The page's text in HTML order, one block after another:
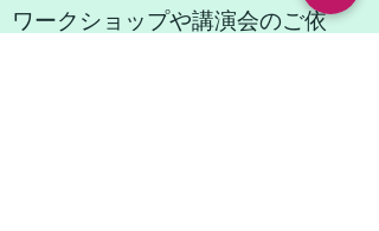
ワークショップや講演会のご依